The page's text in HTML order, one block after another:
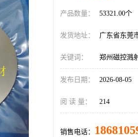
产品数量： 53321.00个
发货地址： 广东省东莞
关键词： 郑州磁控溅
发布日期： 2026-08-05
阅 读 量： 214
销售电话：